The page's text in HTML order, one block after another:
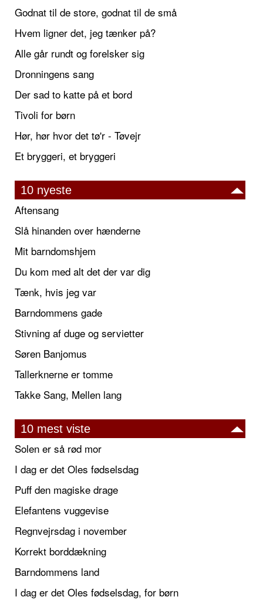
Godnat til de store, godnat til de små
Hvem ligner det, jeg tænker på?
Alle går rundt og forelsker sig
Dronningens sang
Der sad to katte på et bord
Tivoli for børn
Hør, hør hvor det tø'r - Tøvejr
Et bryggeri, et bryggeri
10 nyeste
Aftensang
Slå hinanden over hænderne
Mit barndomshjem
Du kom med alt det der var dig
Tænk, hvis jeg var
Barndommens gade
Stivning af duge og servietter
Søren Banjomus
Tallerknerne er tomme
Takke Sang, Mellen lang
10 mest viste
Solen er så rød mor
I dag er det Oles fødselsdag
Puff den magiske drage
Elefantens vuggevise
Regnvejrsdag i november
Korrekt borddækning
Barndommens land
I dag er det Oles fødselsdag, for børn